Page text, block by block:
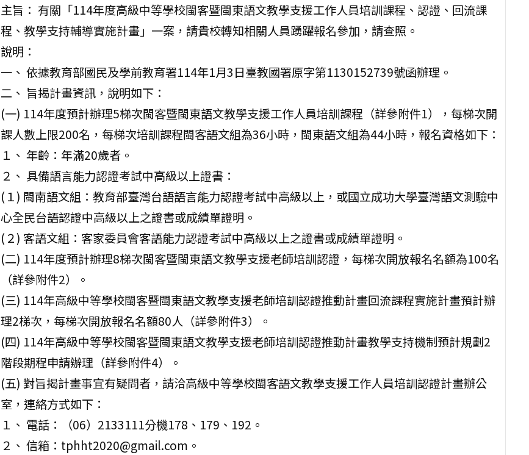
主旨： 有關「114年度高級中等學校閩客暨閩東語文教學支援工作人員培訓課程、認證、回流課
程、教學支持輔導實施計畫」一案，請貴校轉知相關人員踴躍報名參加，請查照。
說明：
一、 依據教育部國民及學前教育署114年1月3日臺教國署原字第1130152739號函辦理。
二、 旨揭計畫資訊，說明如下：
(一) 114年度預計辦理5梯次閩客暨閩東語文教學支援工作人員培訓課程（詳參附件1），每梯次開
課人數上限200名，每梯次培訓課程閩客語文組為36小時，閩東語文組為44小時，報名資格如下：
１、 年齡：年滿20歲者。
２、 具備語言能力認證考試中高級以上證書：
(１) 閩南語文組：教育部臺灣台語語言能力認證考試中高級以上，或國立成功大學臺灣語文測驗中
心全民台語認證中高級以上之證書或成績單證明。
(２) 客語文組：客家委員會客語能力認證考試中高級以上之證書或成績單證明。
(二) 114年度預計辦理8梯次閩客暨閩東語文教學支援老師培訓認證，每梯次開放報名名額為100名
（詳參附件2）。
(三) 114年高級中等學校閩客暨閩東語文教學支援老師培訓認證推動計畫回流課程實施計畫預計辦
理2梯次，每梯次開放報名名額80人（詳參附件3）。
(四) 114年高級中等學校閩客暨閩東語文教學支援老師培訓認證推動計畫教學支持機制預計規劃2
階段期程申請辦理（詳參附件4）。
(五) 對旨揭計畫事宜有疑問者，請洽高級中等學校閩客語文教學支援工作人員培訓認證計畫辦公
室，連絡方式如下：
１、 電話：（06）2133111分機178、179、192。
２、 信箱：tphht2020@gmail.com。